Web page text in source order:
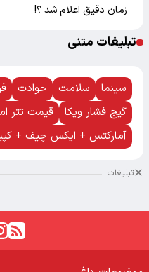
زمان دقیق اعلام شد ؟!
تبلیغات متنی
سینما سلامت حوادث
گیج فشار ویکا
قیمت تتر
آمارکتس + ایکس چیف +
تبلیغات